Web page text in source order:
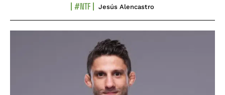
#NTF Jesús Alencastro